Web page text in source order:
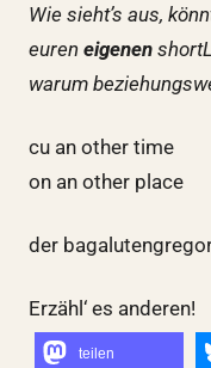
Wie sieht’s aus,
euren eigenen
warum
cu an other time
on an other place
der
Erzähl‘ es anderen!
teilen